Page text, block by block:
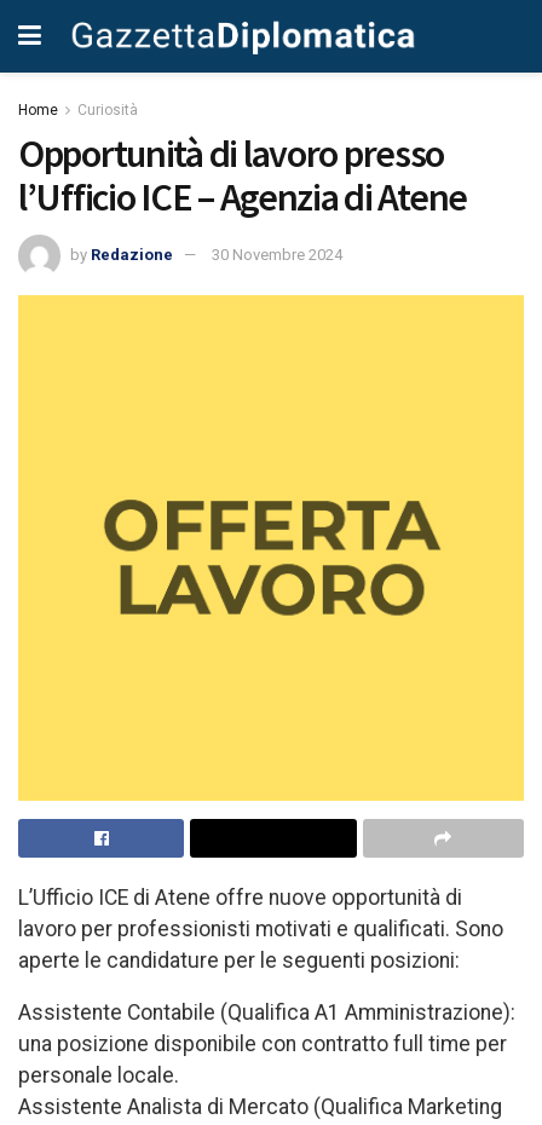
Home Curiosità
Opportunità di lavoro presso
l’Ufficio ICE – Agenzia di Atene
by Redazione 30 Novembre 2024
L’Ufficio ICE di Atene offre nuove opportunità di
lavoro per professionisti motivati e qualificati. Sono
aperte le candidature per le seguenti posizioni:
Assistente Contabile (Qualifica A1 Amministrazione):
una posizione disponibile con contratto full time per
personale locale.
Assistente Analista di Mercato (Qualifica Marketing